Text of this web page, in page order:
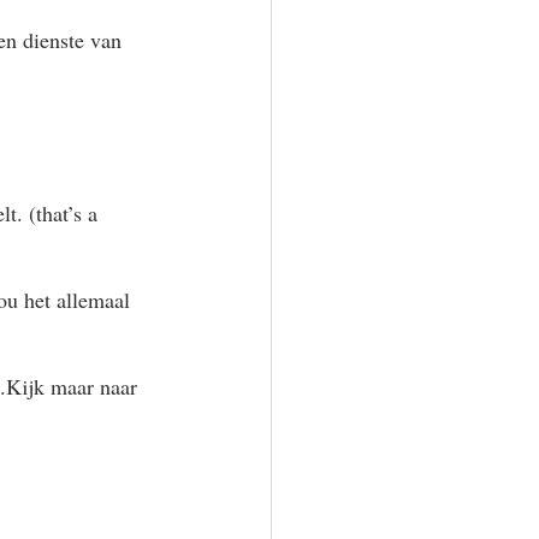
dienste van
(that’s a
het allemaal
maar naar